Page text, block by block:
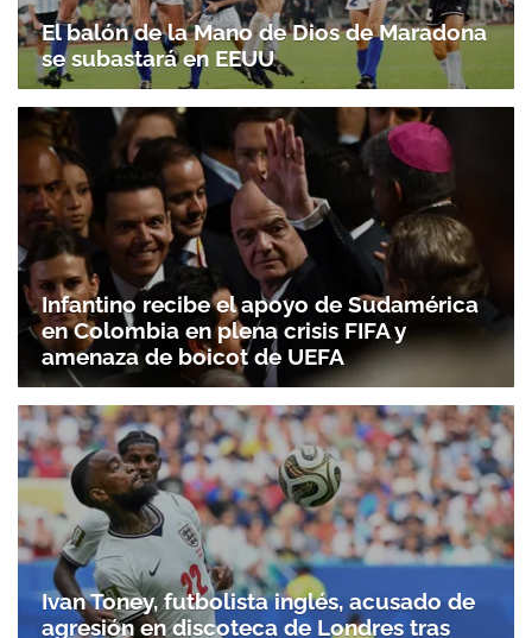
El balón de la Mano de Dios de Maradona
se subastará en EEUU
Infantino recibe el apoyo de Sudamérica
en Colombia en plena crisis FIFA y
amenaza de boicot de UEFA
Ivan Toney, futbolista inglés, acusado de
agresión en discoteca de Londres tras